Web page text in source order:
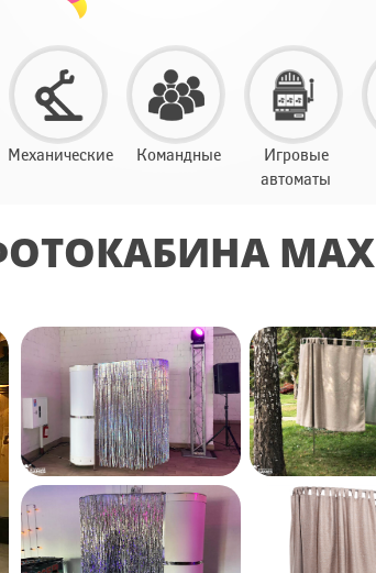
Механические Командные
Игровые
автоматы
MAX